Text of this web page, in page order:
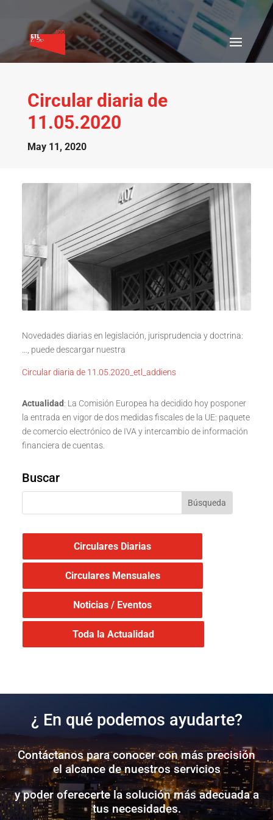
Circular diaria de
11.05.2020
May 11, 2020
Novedades diarias en legislación, jurisprudencia y doctrina:
…, puede descargar nuestra
Circular diaria de 11.05.2020_etl_addiens
Actualidad : La Comisión Europea ha decidido hoy posponer
la entrada en vigor de dos medidas fiscales de la UE: paquete
de comercio electrónico de IVA y intercambio de información
financiera de cuentas.
Buscar
Circulares Diarias
Circulares Mensuales
Noticias / Eventos
Toda la Actualidad
¿ En qué podemos ayudarte?
Contáctanos para conocer con más precisión
el alcance de nuestros servicios
y poder oferecerte la solución más adecuada a
tus necesidades.